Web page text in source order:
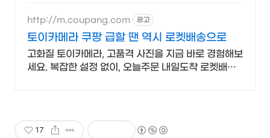
http://m.coupang.com 광고
토이카메라 쿠팡 급할 땐 역시 로켓배송으로
고화질 토이카메라, 고품격 사진을 지금 바로 경험해보
세요. 복잡한 설정 없이, 오늘주문 내일도착 로켓배송
17